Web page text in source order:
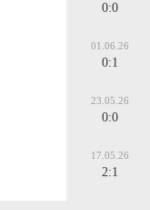
0:0
01.06.26
0:1
23.05.26
0:0
17.05.26
2:1